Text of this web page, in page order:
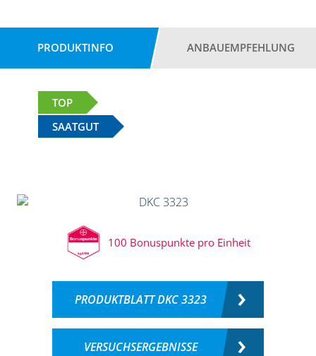
PRODUKTINFO ANBAUEMPFEHLUNG
TOP
SAATGUT
100 Bonuspunkte pro Einheit
PRODUKTBLATT DKC 3323
VERSUCHSERGEBNISSE